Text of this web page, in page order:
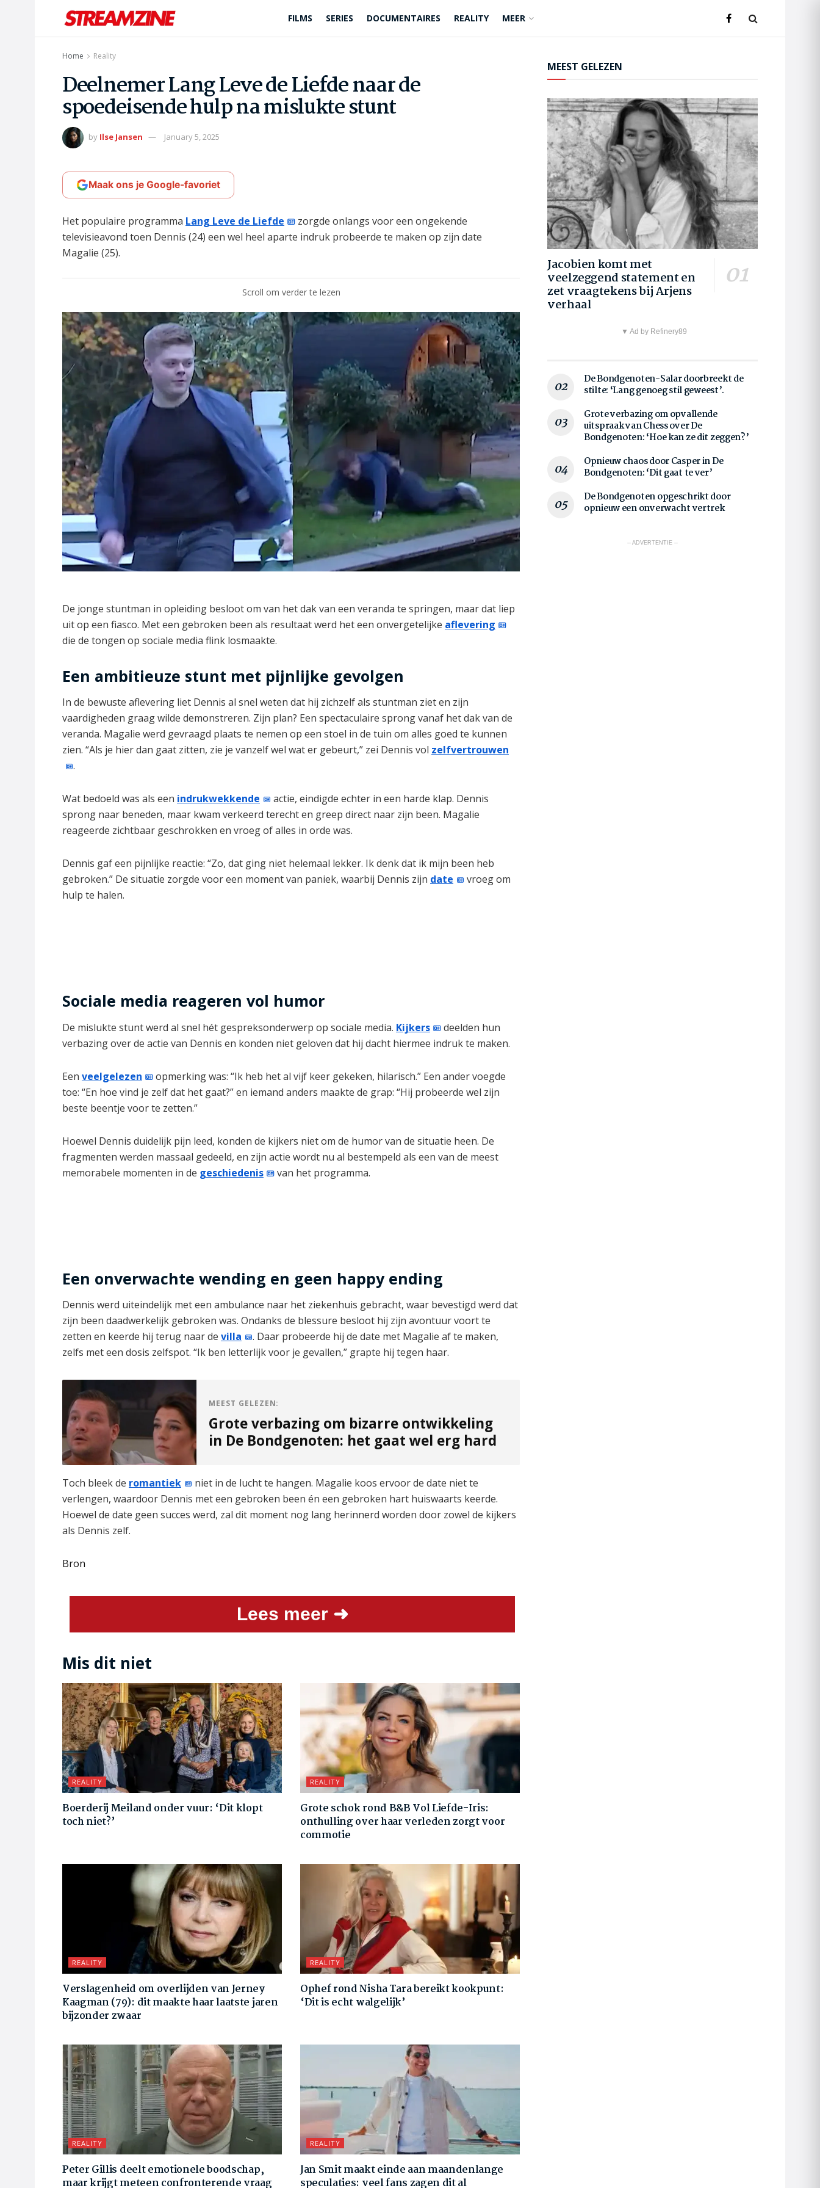
FILMS SERIES DOCUMENTAIRES REALITY MEER
Home Reality
Deelnemer Lang Leve de Liefde naar de
spoedeisende hulp na mislukte stunt
by Ilse Jansen January 5, 2025
Maak ons je Google-favoriet
Het populaire programma Lang Leve de Liefde
zorgde onlangs voor een ongekende
televisieavond toen Dennis (24) een wel heel aparte indruk probeerde te maken op zijn date
Magalie (25).
Scroll om verder te lezen
De jonge stuntman in opleiding besloot om van het dak van een veranda te springen, maar dat liep
uit op een fiasco. Met een gebroken been als resultaat werd het een onvergetelijke aflevering
die de tongen op sociale media flink losmaakte.
Een ambitieuze stunt met pijnlijke gevolgen
In de bewuste aflevering liet Dennis al snel weten dat hij zichzelf als stuntman ziet en zijn
vaardigheden graag wilde demonstreren. Zijn plan? Een spectaculaire sprong vanaf het dak van de
veranda. Magalie werd gevraagd plaats te nemen op een stoel in de tuin om alles goed te kunnen
zien. “Als je hier dan gaat zitten, zie je vanzelf wel wat er gebeurt,” zei Dennis vol zelfvertrouwen
.
Wat bedoeld was als een indrukwekkende
actie, eindigde echter in een harde klap. Dennis
sprong naar beneden, maar kwam verkeerd terecht en greep direct naar zijn been. Magalie
reageerde zichtbaar geschrokken en vroeg of alles in orde was.
Dennis gaf een pijnlijke reactie: “Zo, dat ging niet helemaal lekker. Ik denk dat ik mijn been heb
gebroken.” De situatie zorgde voor een moment van paniek, waarbij Dennis zijn date
vroeg om
hulp te halen.
Sociale media reageren vol humor
De mislukte stunt werd al snel hét gespreksonderwerp op sociale media. Kijkers
deelden hun
verbazing over de actie van Dennis en konden niet geloven dat hij dacht hiermee indruk te maken.
Een veelgelezen
opmerking was: “Ik heb het al vijf keer gekeken, hilarisch.” Een ander voegde
toe: “En hoe vind je zelf dat het gaat?” en iemand anders maakte de grap: “Hij probeerde wel zijn
beste beentje voor te zetten.”
Hoewel Dennis duidelijk pijn leed, konden de kijkers niet om de humor van de situatie heen. De
fragmenten werden massaal gedeeld, en zijn actie wordt nu al bestempeld als een van de meest
memorabele momenten in de geschiedenis van het programma.
Een onverwachte wending en geen happy ending
Dennis werd uiteindelijk met een ambulance naar het ziekenhuis gebracht, waar bevestigd werd dat
zijn been daadwerkelijk gebroken was. Ondanks de blessure besloot hij zijn avontuur voort te
zetten en keerde hij terug naar de villa
. Daar probeerde hij de date met Magalie af te maken,
zelfs met een dosis zelfspot. “Ik ben letterlijk voor je gevallen,” grapte hij tegen haar.
MEEST GELEZEN:
Grote verbazing om bizarre ontwikkeling
in De Bondgenoten: het gaat wel erg hard
Toch bleek de romantiek
niet in de lucht te hangen. Magalie koos ervoor de date niet te
verlengen, waardoor Dennis met een gebroken been én een gebroken hart huiswaarts keerde.
Hoewel de date geen succes werd, zal dit moment nog lang herinnerd worden door zowel de kijkers
als Dennis zelf.
Bron
Lees meer ➜
Mis dit niet
REALITY
Boerderij Meiland onder vuur: ‘Dit klopt
toch niet?’
REALITY
Grote schok rond B&B Vol Liefde-Iris:
onthulling over haar verleden zorgt voor
commotie
REALITY
Verslagenheid om overlijden van Jerney
Kaagman (79): dit maakte haar laatste jaren
bijzonder zwaar
REALITY
Ophef rond Nisha Tara bereikt kookpunt:
‘Dit is echt walgelijk’
REALITY
Peter Gillis deelt emotionele boodschap,
maar krijgt meteen confronterende vraag
REALITY
Jan Smit maakt einde aan maandenlange
speculaties: veel fans zagen dit al
MEEST GELEZEN
Jacobien komt met
veelzeggend statement en
zet vraagtekens bij Arjens
verhaal
▼ Ad by Refinery89
De Bondgenoten-Salar doorbreekt de
stilte: ‘Lang genoeg stil geweest’.
Grote verbazing om opvallende
uitspraak van Chess over De
Bondgenoten: ‘Hoe kan ze dit zeggen?’
Opnieuw chaos door Casper in De
Bondgenoten: ‘Dit gaat te ver’
De Bondgenoten opgeschrikt door
opnieuw een onverwacht vertrek
-- ADVERTENTIE --